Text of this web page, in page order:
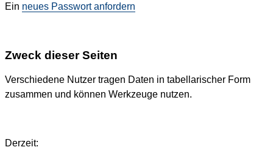
Ein neues Passwort anfordern
Zweck dieser Seiten
Verschiedene Nutzer tragen Daten in tabellarischer Form
zusammen und können Werkzeuge nutzen.
Derzeit: